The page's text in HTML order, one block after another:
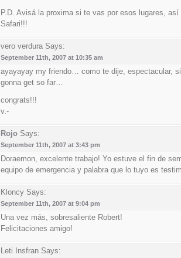
P.D. Avisá la proxima si te vas por esos lugares,
Safari!!!
vero verdura Says:
September 11th, 2007 at 10:35 am
ayayayay my friendo… como te dije, espectacular,
gonna get so far…
congrats!!!
v.-
Rojo Says:
September 11th, 2007 at 3:43 pm
Doraemon, excelente trabajo! Yo estuve el fin de
equipo de emergencia y palabra que lo tuyo es
Kloncy Says:
September 11th, 2007 at 9:04 pm
Una vez más, sobresaliente Robert!
Felicitaciones amigo!
Leti Insfran Says: